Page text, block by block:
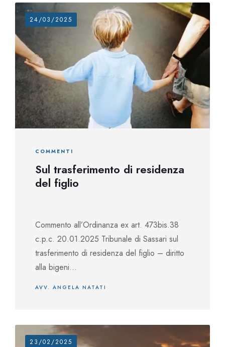
24/03/2025
COMMENTI
Sul trasferimento di residenza
del figlio
Commento all’Ordinanza ex art. 473bis.38
c.p.c. 20.01.2025 Tribunale di Sassari sul
trasferimento di residenza del figlio – diritto
alla bigeni...
AVV. ANGELA NATATI
23/02/2025